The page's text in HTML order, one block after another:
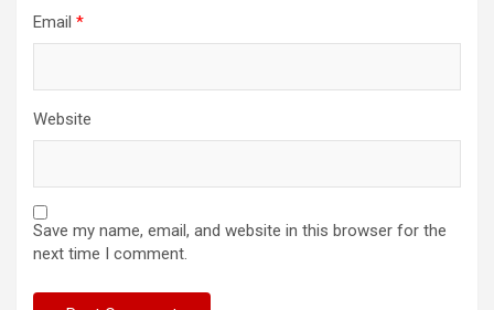
Email *
Website
Save my name, email, and website in this browser for the
next time I comment.